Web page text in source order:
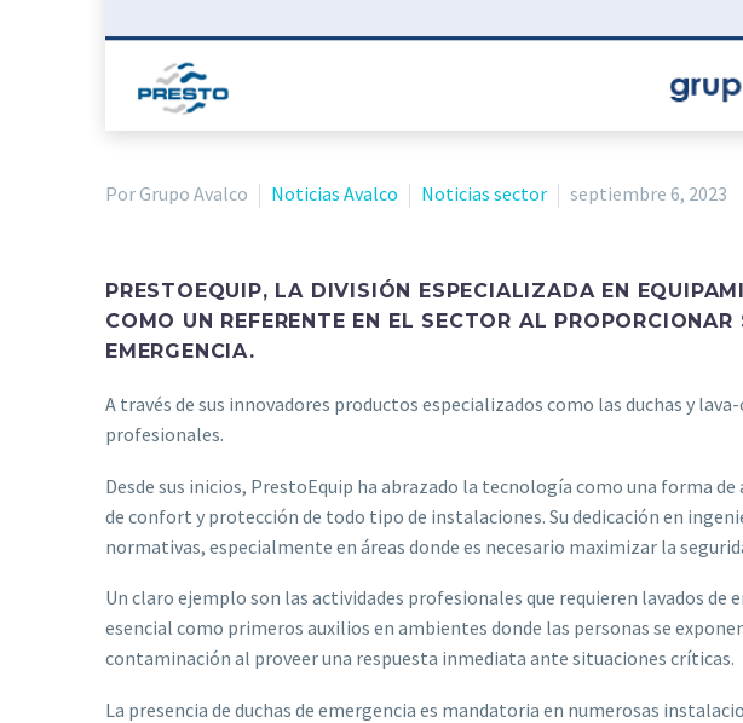
Por Grupo Avalco Noticias Avalco Noticias sector septiembre 6, 2023
PRESTOEQUIP, LA DIVISIÓN ESPECIALIZADA EN
COMO UN REFERENTE EN EL SECTOR AL
EMERGENCIA.
A través de sus innovadores productos especializados como las duchas y
profesionales.
Desde sus inicios, PrestoEquip ha abrazado la tecnología como una forma
de confort y protección de todo tipo de instalaciones. Su dedicación en
normativas, especialmente en áreas donde es necesario maximizar la
Un claro ejemplo son las actividades profesionales que requieren lavados
esencial como primeros auxilios en ambientes donde las personas se
contaminación al proveer una respuesta inmediata ante situaciones críticas.
La presencia de duchas de emergencia es mandatoria en numerosas